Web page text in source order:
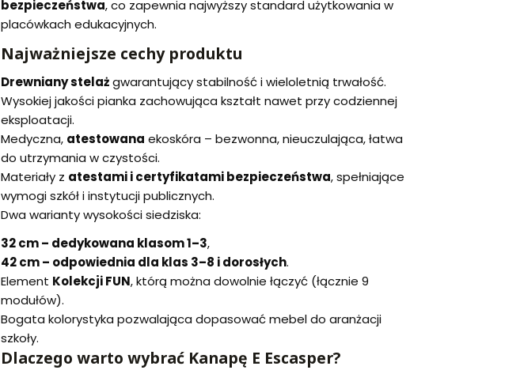
bezpieczeństwa, co zapewnia najwyższy standard użytkowania w
placówkach edukacyjnych.
Najważniejsze cechy produktu
Drewniany stelażgwarantujący stabilność i wieloletnią trwałość.
Wysokiej jakości pianka zachowująca kształt nawet przy codziennej
eksploatacji.
Medyczna, atestowana ekoskóra – bezwonna, nieuczulająca, łatwa
do utrzymania w czystości.
Materiały z atestami i certyfikatami bezpieczeństwa, spełniające
wymogi szkół i instytucji publicznych.
Dwa warianty wysokości siedziska:
32 cm – dedykowana klasom 1–3,
42 cm – odpowiednia dla klas 3–8 i dorosłych.
Element Kolekcji FUN, którą można dowolnie łączyć (łącznie 9
modułów).
Bogata kolorystyka pozwalająca dopasować mebel do aranżacji
szkoły.
Dlaczego warto wybrać Kanapę E Escasper?